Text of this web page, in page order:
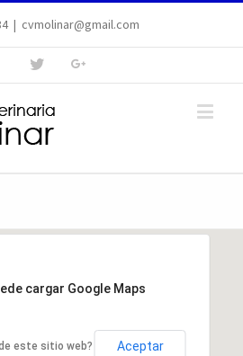
| cvmolinar@gmail.com
cargar Google Maps
este sitio web? Aceptar